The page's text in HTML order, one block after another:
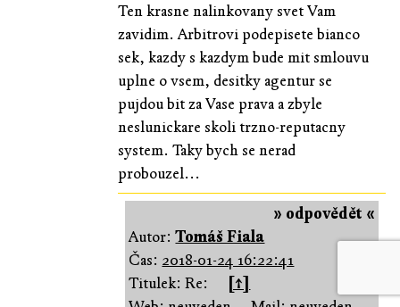
Ten krasne nalinkovany svet Vam
zavidim. Arbitrovi podepisete bianco
sek, kazdy s kazdym bude mit smlouvu
uplne o vsem, desitky agentur se
pujdou bit za Vase prava a zbyle
neslunickare skoli trzno-reputacny
system. Taky bych se nerad
probouzel...
» odpovědět «
Autor:Tomáš Fiala
Čas: 2018-01-24 16:22:41
Titulek: Re:
[↑]